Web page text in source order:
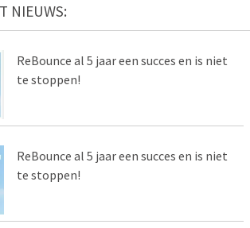
NIEUWS:
ReBounce al 5 jaar een succes en is niet
te stoppen!
ReBounce al 5 jaar een succes en is niet
te stoppen!